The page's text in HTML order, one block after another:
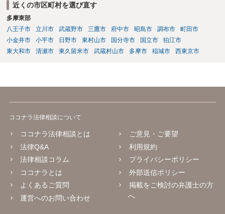
り、示談をまとめられる可能性が高くなる傾向は否定できないように
思われます。
近くの市区町村を選び直す
多摩東部
八王子市
立川市 武蔵野市 三鷹市 府中市 昭島市 調布市
町田市
小金井市
小平市 日野市 東村山市 国分寺市 国立市
狛江市
東大和市
清瀬市 東久留米市 武蔵村山市 多摩市 稲城市 西東京市
ココナラ法律相談について
ココナラ法律相談とは
法律Q&A
法律相談コラム
ココナラとは
よくあるご質問
運営へのお問い合わせ
ご意見・ご要望
利用規約
プライバシーポリシー
外部送信ポリシー
掲載をご検討の弁護士の方
へ